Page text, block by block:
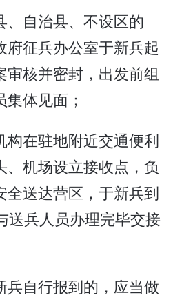
、自治县、不设区的
府征兵办公室于新兵起
审核并密封，出发前组
体见面；
构在驻地附近交通便利
、机场设立接收点，负
全送达营区，于新兵到
送兵人员办理完毕交接
自行报到的，应当做